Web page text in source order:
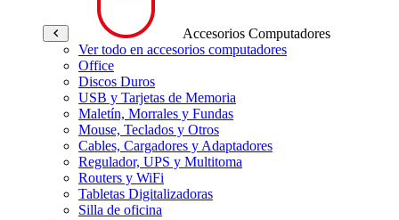
Accesorios Computadores
Ver todo en accesorios computadores
Office
Discos Duros
USB y Tarjetas de Memoria
Maletín, Morrales y Fundas
Mouse, Teclados y Otros
Cables, Cargadores y Adaptadores
Regulador, UPS y Multitoma
Routers y WiFi
Tabletas Digitalizadoras
Silla de oficina